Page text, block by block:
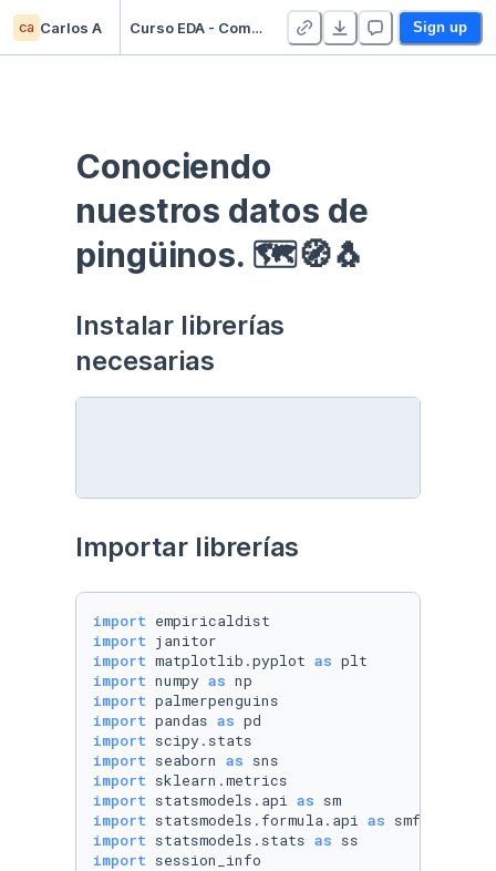
ca Carlos A Curso EDA - Communication - Duplicate Sign up
Conociendo
nuestros datos de
pingüinos. 🗺🧭🐧
Instalar librerías
necesarias
Importar librerías
import
import
import matplotlib.pyplot as
import numpy as
import
import pandas as
import
import seaborn as
import
import statsmodels.api as
import statsmodels.formula.api as
import statsmodels.stats as
import session_info